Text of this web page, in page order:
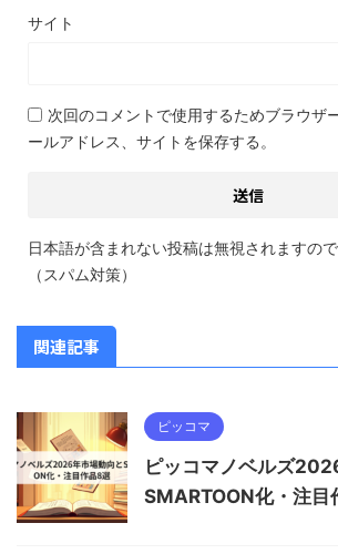
サイト
次回のコメントで使用するためブラウザ
ールアドレス、サイトを保存する。
日本語が含まれない投稿は無視されますので
（スパム対策）
関連記事
ピッコマ
ピッコマノベルズ
SMARTOON化・注目